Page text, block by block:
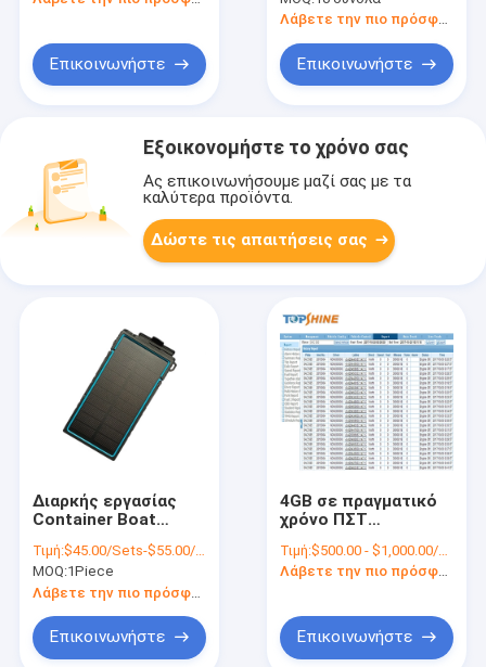
Επικοινωνήστε
οχημάτων στόλου
με το ελεύθερο
ακολουθώντας
Λάβετε την πιο πρόσφατη τιμή
Επικοινωνήστε
Εξοικονομήστε το χρόνο σας
Ας επικοινωνήσουμε μαζί σας με τα
καλύτερα προϊόντα.
Δώστε τις απαιτήσεις σας
Διαρκής εργασίας
Container Boat
Vehicle Solar 4G GPS
Tracking Devices
Τιμή:$45.00/Sets-$55.00/Sets
MOQ:1Piece
Λάβετε την πιο πρόσφατη τιμή
Επικοινωνήστε
4GB σε πραγματικό
χρόνο ΠΣΤ
πλατφορμών
ιχνηλάτης σχεδίου
λογισμικού έξυπνος
με το συναγερμό
SOS
Τιμή:$500.00 - $1,000.00/Pieces
Λάβετε την πιο πρόσφατη τιμή
Επικοινωνήστε